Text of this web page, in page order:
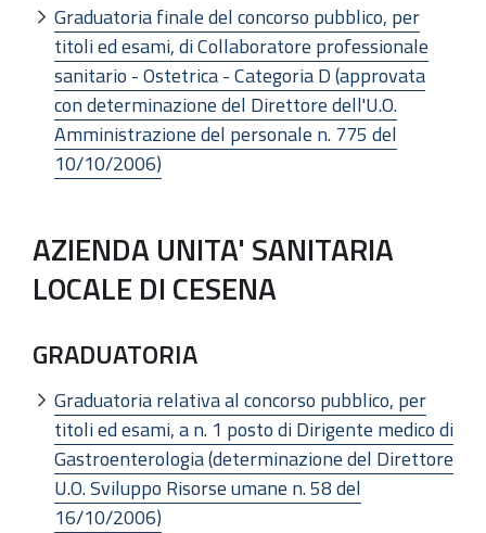
Graduatoria finale del concorso pubblico, per
titoli ed esami, di Collaboratore professionale
sanitario - Ostetrica - Categoria D (approvata
con determinazione del Direttore dell'U.O.
Amministrazione del personale n. 775 del
10/10/2006)
AZIENDA UNITA' SANITARIA
LOCALE DI CESENA
GRADUATORIA
Graduatoria relativa al concorso pubblico, per
titoli ed esami, a n. 1 posto di Dirigente medico di
Gastroenterologia (determinazione del Direttore
U.O. Sviluppo Risorse umane n. 58 del
16/10/2006)